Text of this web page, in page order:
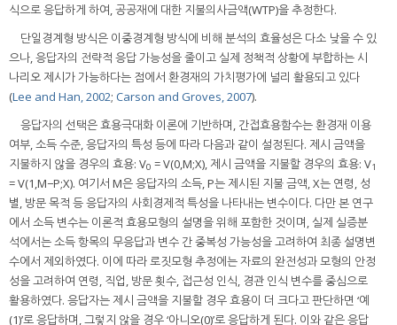
식으로 응답하게 하여, 공공재에 대한 지불의사금액(WTP)을 추정한다.
단일경계형 방식은 이중경계형 방식에 비해 분석의 효율성은 다소 낮을 수 있
으나, 응답자의 전략적 응답 가능성을 줄이고 실제 정책적 상황에 부합하는 시
나리오 제시가 가능하다는 점에서 환경재의 가치평가에 널리 활용되고 있다
(Lee and Han, 2002; Carson and Groves, 2007).
응답자의 선택은 효용극대화 이론에 기반하며, 간접효용함수는 환경재 이용
여부, 소득 수준, 응답자의 특성 등에 따라 다음과 같이 설정된다. 제시 금액을
지불하지 않을 경우의 효용: V0 ​ = V(0,M;X), 제시 금액을 지불할 경우의 효용: V1
= V(1,M−P;X). 여기서 M은 응답자의 소득, P는 제시된 지불 금액, X는 연령, 성
별, 방문 목적 등 응답자의 사회경제적 특성을 나타내는 변수이다. 다만 본 연구
에서 소득 변수는 이론적 효용모형의 설명을 위해 포함한 것이며, 실제 실증분
석에서는 소득 항목의 무응답과 변수 간 중복성 가능성을 고려하여 최종 설명변
수에서 제외하였다. 이에 따라 로짓모형 추정에는 자료의 완전성과 모형의 안정
성을 고려하여 연령, 직업, 방문 횟수, 접근성 인식, 경관 인식 변수를 중심으로
활용하였다. 응답자는 제시 금액을 지불할 경우 효용이 더 크다고 판단하면 ‘예
(1)’로 응답하며, 그렇지 않을 경우 ‘아니오(0)’로 응답하게 된다. 이와 같은 응답